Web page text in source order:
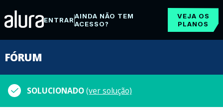
ENTRARAINDA NÃO TEM
ACESSO?
VEJA OS
PLANOS
FÓRUM
SOLUCIONADO(ver solução)